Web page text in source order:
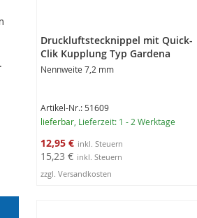
Druckluftstecknippel mit Quick-
Clik Kupplung Typ Gardena
Nennweite 7,2 mm
Artikel-Nr.: 51609
lieferbar , Lieferzeit: 1 - 2 Werktage
Sonderangebot
12,95 €
15,23 €
zzgl. Versandkosten